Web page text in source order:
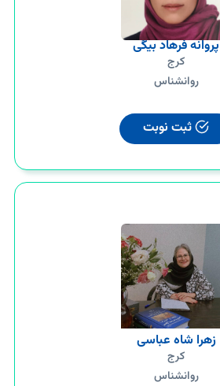
پروانه فرهاد بیگی
کرج
روانشناس
ثبت نوبت
زهرا شاه عباسی
کرج
روانشناس